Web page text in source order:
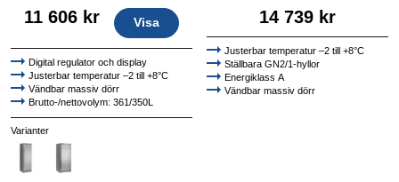
11 606 kr Visa
Digital regulator och display
Justerbar temperatur –2 till +8°C
Vändbar massiv dörr
Brutto-/nettovolym: 361/350L
Varianter
14 739 kr
Justerbar temperatur –2 till +8°C
Ställbara GN2/1-hyllor
Energiklass A
Vändbar massiv dörr